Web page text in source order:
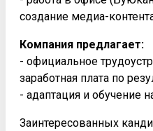
создание медиа-
Компания предлагает:
- официальное
заработная плата по
- адаптация и обучение
Заинтересованных